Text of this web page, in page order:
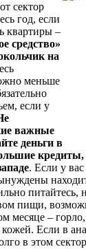
сектор
год, если
квартиры –
средство»
на
меньше
если у
важные
деньги в
. Если у
питайтесь,
пищи,
месяце –
Если в
в этом